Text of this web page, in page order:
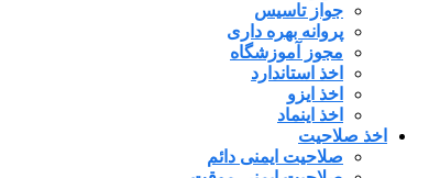
جواز تاسیس
پروانه بهره داری
مجوز آموزشگاه
اخذ استاندارد
اخذ ایزو
اخذ اینماد
اخذ صلاحیت
صلاحیت ایمنی دائم